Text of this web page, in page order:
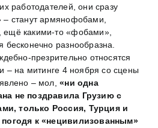
работодателей, они сразу
– станут армянофобами,
какими-то «фобами»,
бесконечно разнообразна.
презрительно относятся
– на митинге 4 ноября со сцены
– мол,«ни одна
не поздравила Грузию с
только Россия, Турция и
к «нецивилизованным»